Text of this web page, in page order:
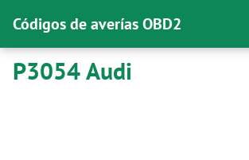
Códigos de averías OBD2
P3054 Audi